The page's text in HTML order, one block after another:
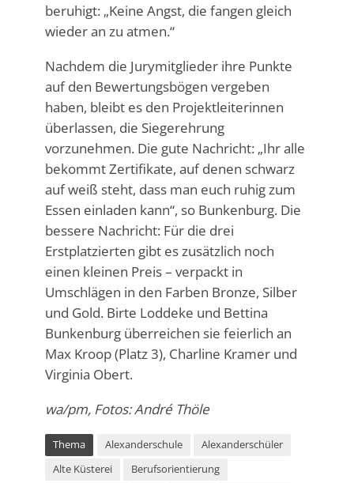
beruhigt: „Keine Angst, die fangen gleich
wieder an zu atmen.“
Nachdem die Jurymitglieder ihre Punkte
auf den Bewertungsbögen vergeben
haben, bleibt es den Projektleiterinnen
überlassen, die Siegerehrung
vorzunehmen. Die gute Nachricht: „Ihr alle
bekommt Zertifikate, auf denen schwarz
auf weiß steht, dass man euch ruhig zum
Essen einladen kann“, so Bunkenburg. Die
bessere Nachricht: Für die drei
Erstplatzierten gibt es zusätzlich noch
einen kleinen Preis – verpackt in
Umschlägen in den Farben Bronze, Silber
und Gold. Birte Loddeke und Bettina
Bunkenburg überreichen sie feierlich an
Max Kroop (Platz 3), Charline Kramer und
Virginia Obert.
wa/pm, Fotos: André Thöle
Thema Alexanderschule
Alexanderschüler
Alte Küsterei
Berufsorientierung